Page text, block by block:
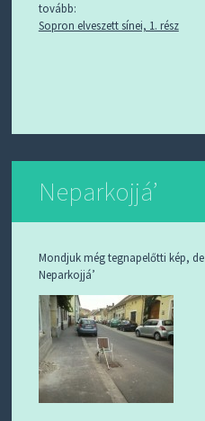
tovább:
Sopron elveszett sínei, 1. rész
Neparkojjá’
Mondjuk még tegnapelőtti kép, de
Neparkojjá’